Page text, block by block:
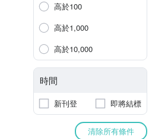
高於100
高於1,000
高於10,000
時間
新刊登 即將結標
清除所有條件